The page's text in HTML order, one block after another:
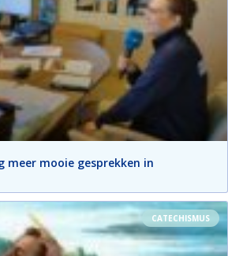
meer mooie gesprekken in
CATECHISMUS